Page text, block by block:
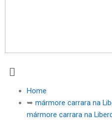
Menu
Home
➥ mármore carrara na
mármore carrara na